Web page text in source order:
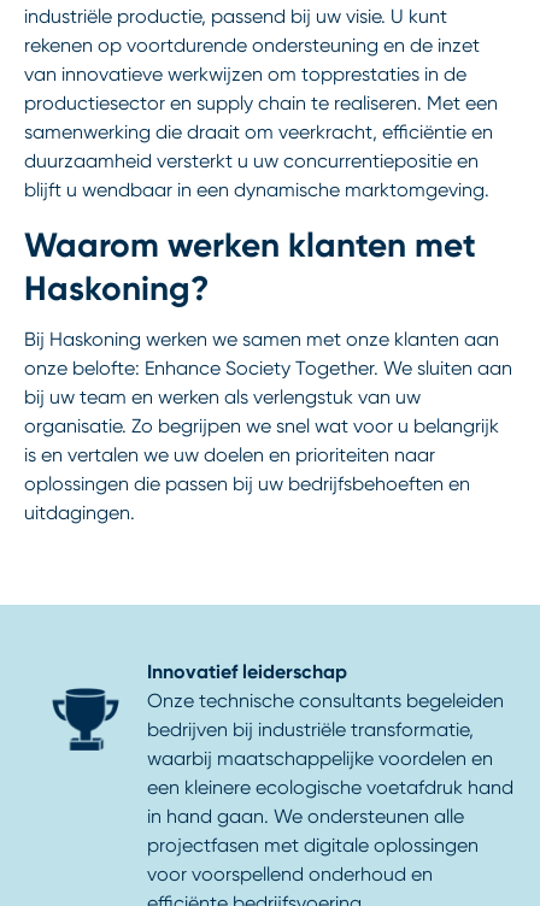
industriële productie, passend bij uw visie. U kunt
rekenen op voortdurende ondersteuning en de inzet
van innovatieve werkwijzen om topprestaties in de
productiesector en supply chain te realiseren. Met een
samenwerking die draait om veerkracht, efficiëntie en
duurzaamheid versterkt u uw concurrentiepositie en
blijft u wendbaar in een dynamische marktomgeving.
Waarom werken klanten met
Haskoning?
Bij Haskoning werken we samen met onze klanten aan
onze belofte: Enhance Society Together. We sluiten aan
bij uw team en werken als verlengstuk van uw
organisatie. Zo begrijpen we snel wat voor u belangrijk
is en vertalen we uw doelen en prioriteiten naar
oplossingen die passen bij uw bedrijfsbehoeften en
uitdagingen.
Innovatief leiderschap
Onze technische consultants begeleiden
bedrijven bij industriële transformatie,
waarbij maatschappelijke voordelen en
een kleinere ecologische voetafdruk hand
in hand gaan. We ondersteunen alle
projectfasen met digitale oplossingen
voor voorspellend onderhoud en